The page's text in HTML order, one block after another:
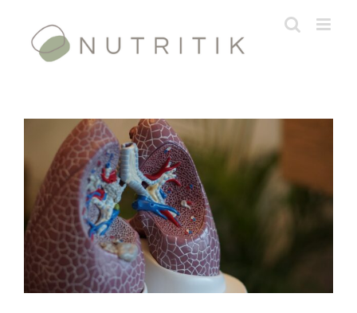
contenu
Le lien entre respiration et défenses
immunitaires
Respiration